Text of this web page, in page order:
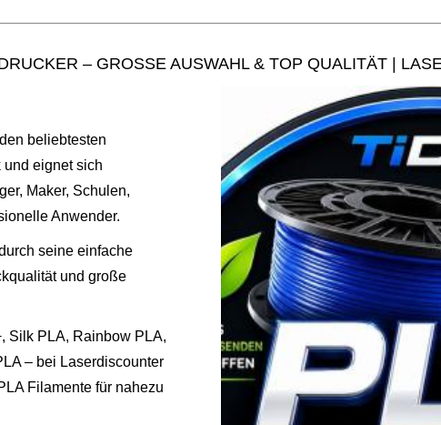
– GROSSE AUSWAHL & TOP QUALITÄT |
beliebtesten
und eignet sich
Maker, Schulen,
Anwender.
seine einfache
und große
Silk PLA, Rainbow PLA,
– bei Laserdiscounter
Filamente für nahezu